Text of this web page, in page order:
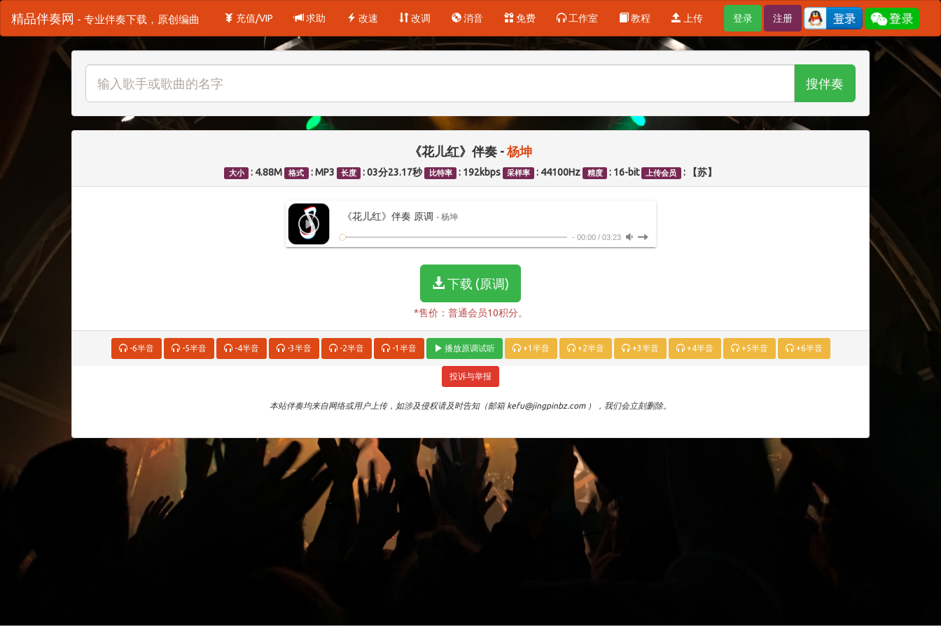
精品伴奏网 - 专业伴奏下载，原创编曲 登录 注册
充值/VIP 求助 改速 改调 消音 免费 工作室 教程 上传
搜伴奏
《花儿红》伴奏 -杨坤
大小 : 4.88M 格式 : MP3 长度 : 03分23.17秒 比特率 : 192kbps 采样率 : 44100Hz 精度 : 16-bit 上传会员 : 【苏】
《花儿红》伴奏 原调 - 杨坤
- 00:00/ 03:23
下载 (原调)
*售价：普通会员10积分。
-6半音 -5半音 -4半音 -3半音 -2半音 -1半音 播放原调试听 +1半音 +2半音 +3半音 +4半音 +5半音 +6半音
投诉与举报
本站伴奏均来自网络或用户上传，如涉及侵权请及时告知（邮箱 kefu@jingpinbz.com ），我们会立刻删除。